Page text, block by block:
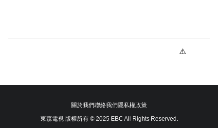
關於我們聯絡我們隱私權政策
東森電視 版權所有 © 2025 EBC All Rights Reserved.